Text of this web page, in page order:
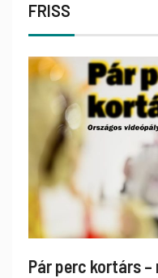
FRISS
Pár perc kortárs